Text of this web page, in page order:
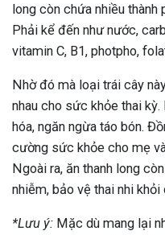
long còn chứa nhiều thành
Phải kể đến như nước,
vitamin C, B1, photpho,
Nhờ đó mà loại trái cây
nhau cho sức khỏe thai
hóa, ngăn ngừa táo bón.
cường sức khỏe cho mẹ
Ngoài ra, ăn thanh long
nhiễm, bảo vệ thai nhi
*Lưu ý: Mặc dù mang lại